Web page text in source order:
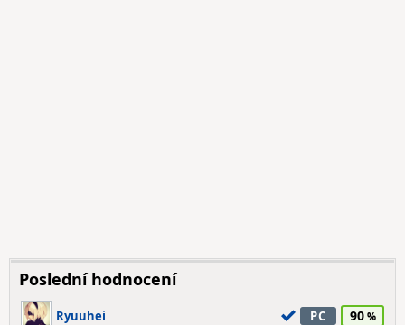
Poslední hodnocení
Ryuuhei PC 90